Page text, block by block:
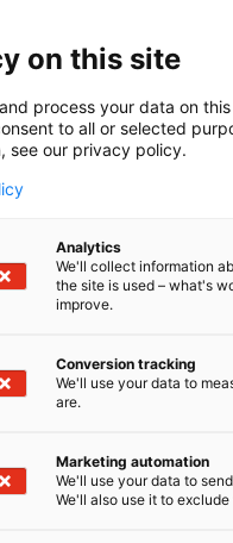
don’t just solve
ja suorituskyky
valmiiksi integroituja
tai
hallintaan,
yhdessä, miten
kustannustehokkaasti ja
on this site
process your data on
to all or selected
see our privacy policy.
Analytics
We'll collect information
the site is used – what's
improve.
Conversion tracking
We'll use your data to
are.
Marketing automation
We'll use your data to
We'll also use it to